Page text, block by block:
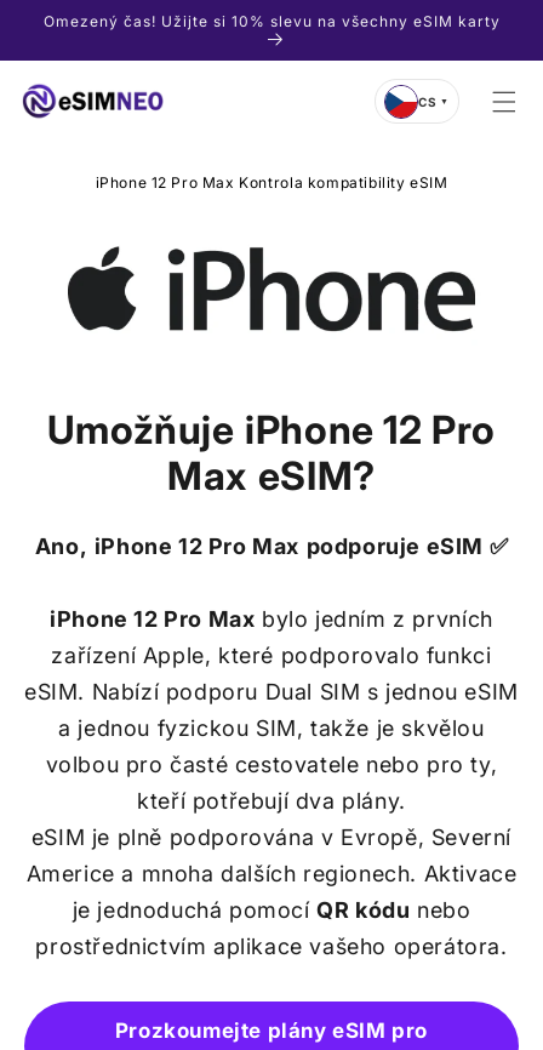
Přejít k
Omezený čas! Užijte si 10% slevu na všechny eSIM karty
CS ▼
iPhone 12 Pro Max Kontrola kompatibility eSIM
Umožňuje iPhone 12 Pro
Max eSIM?
Ano, iPhone 12 Pro Max podporuje eSIM ✅
iPhone 12 Pro Max bylo jedním z prvních
zařízení Apple, které podporovalo funkci
eSIM. Nabízí podporu Dual SIM s jednou eSIM
a jednou fyzickou SIM, takže je skvělou
volbou pro časté cestovatele nebo pro ty,
kteří potřebují dva plány.
eSIM je plně podporována v Evropě, Severní
Americe a mnoha dalších regionech. Aktivace
je jednoduchá pomocíQR kódu nebo
prostřednictvím aplikace vašeho operátora.
Prozkoumejte plány eSIM pro